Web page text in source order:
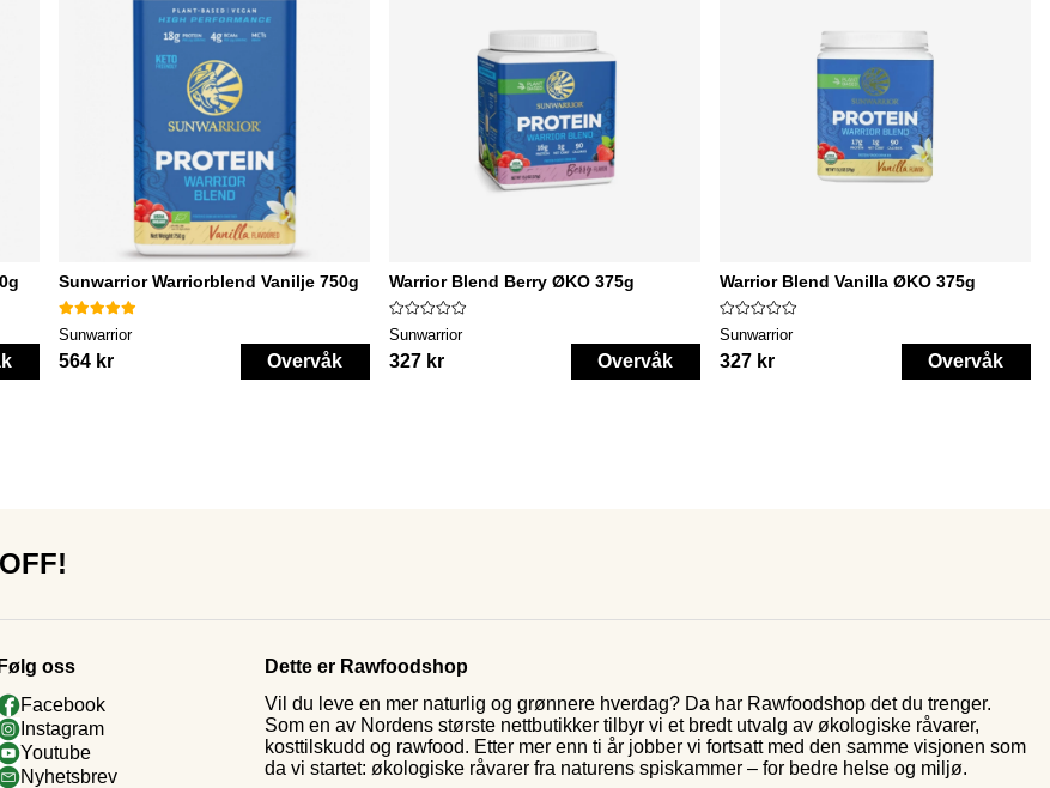
Sunwarrior Warriorblend Vanilje 750g
Sunwarrior
564 kr Overvåk
Warrior Blend Berry ØKO 375g
Sunwarrior
327 kr Overvåk
Warrior Blend Vanilla ØKO 375g
Sunwarrior
327 kr Overvåk
Følg oss
Facebook
Instagram
Youtube
Nyhetsbrev
Dette er Rawfoodshop
Vil du leve en mer naturlig og grønnere hverdag? Da har Rawfoodshop det du trenger.
Som en av Nordens største nettbutikker tilbyr vi et bredt utvalg av økologiske råvarer,
kosttilskudd og rawfood. Etter mer enn ti år jobber vi fortsatt med den samme visjonen som
da vi startet: økologiske råvarer fra naturens spiskammer – for bedre helse og miljø.